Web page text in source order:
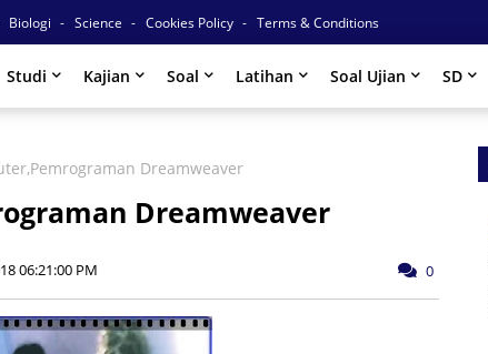
Biologi Science Cookies Policy Terms & Conditions
Studi Kajian Soal Latihan Soal Ujian SD
Dreamweaver
Dreamweaver
06:21:00 PM 0